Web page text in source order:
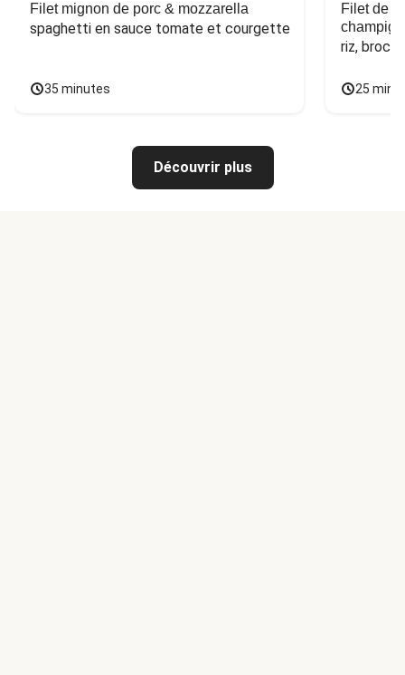
Filet mignon de porc & mozzarella
spaghetti en sauce tomate et courgette
35 minutes
Filet de
riz,
25
Découvrir plus